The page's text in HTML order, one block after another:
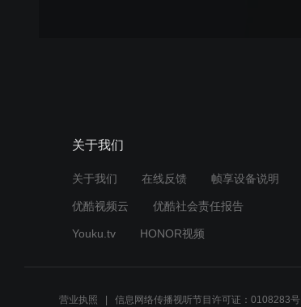
关于我们
关于我们 在线反馈 帧享设备说明
优酷视频云 优酷社会责任报告
Youku.tv HONOR视频
营业执照 信息网络传播视听节目许可证：0108283号